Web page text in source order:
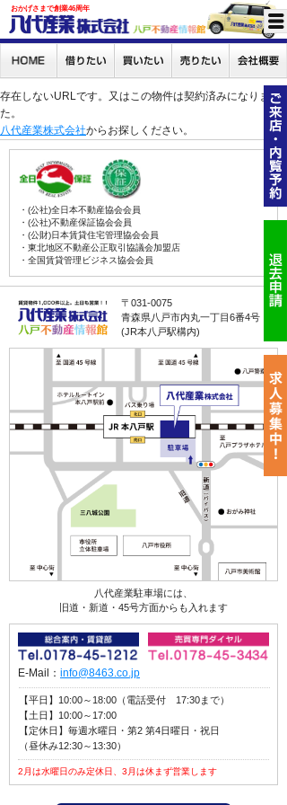
おかげさまで創業46周年
存在しないURLです。又はこの物件は契約済みになりまし
た。
八代産業株式会社からお探しください。
・(公社)全日本不動産協会会員
・(公社)不動産保証協会会員
・(公財)日本賃貸住宅管理協会会員
・東北地区不動産公正取引協議会加盟店
・全国賃貸管理ビジネス協会会員
〒031-0075
青森県八戸市内丸一丁目6番4号
(JR本八戸駅構内)
八代産業駐車場には、
旧道・新道・45号方面からも入れます
E-Mail： info@8463.co.jp
【平日】10:00～18:00（電話受付 17:30まで）
【土日】10:00～17:00
【定休日】毎週水曜日・第2 第4日曜日・祝日
（昼休み12:30～13:30）
2月は水曜日のみ定休日、3月は休まず営業します